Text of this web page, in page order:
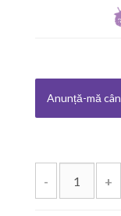
Anunță-mă
- +